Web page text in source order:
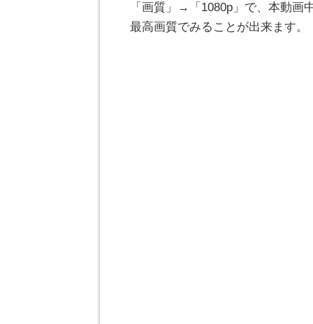
「画質」→「1080p」で、本動画
最高画質でみることが出来ます。